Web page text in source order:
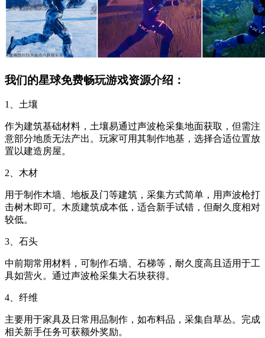
我们的星球免费畅玩游戏资源介绍：
1、土壤
作为建筑基础材料，土壤易通过声波枪采集地面获取，但需注
意部分地质无法产出。玩家可用其制作地基，选择合适位置放
置以建造房屋。
2、木材
用于制作木墙、地板及门等建筑，采集方式简单，用声波枪打
击树木即可。木质建筑成本低，适合新手试错，但耐久度相对
较低。
3、石头
中前期常用材料，可制作石墙、石梯等，耐久度高且适用于工
具如营火。通过声波枪采集大石块获得。
4、纤维
主要用于家具及日常用品制作，如布料品，采集自草丛。完成
相关新手任务可获额外奖励。